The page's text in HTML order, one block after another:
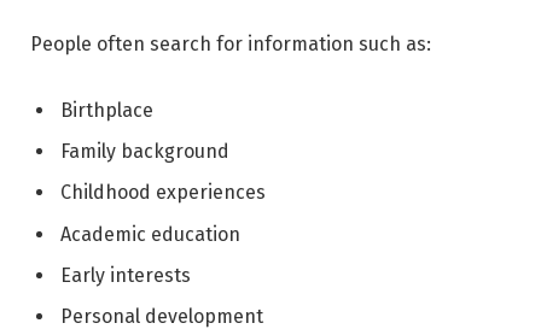
People often search for information such as:
Birthplace
Family background
Childhood experiences
Academic education
Early interests
Personal development